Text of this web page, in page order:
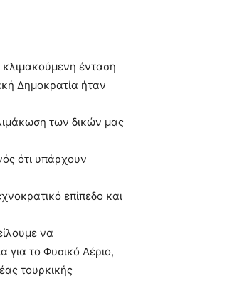
ένταση
Δημοκρατία ήταν
των δικών μας
ότι υπάρχουν
επίπεδο και
να
για το Φυσικό Αέριο,
τουρκικής